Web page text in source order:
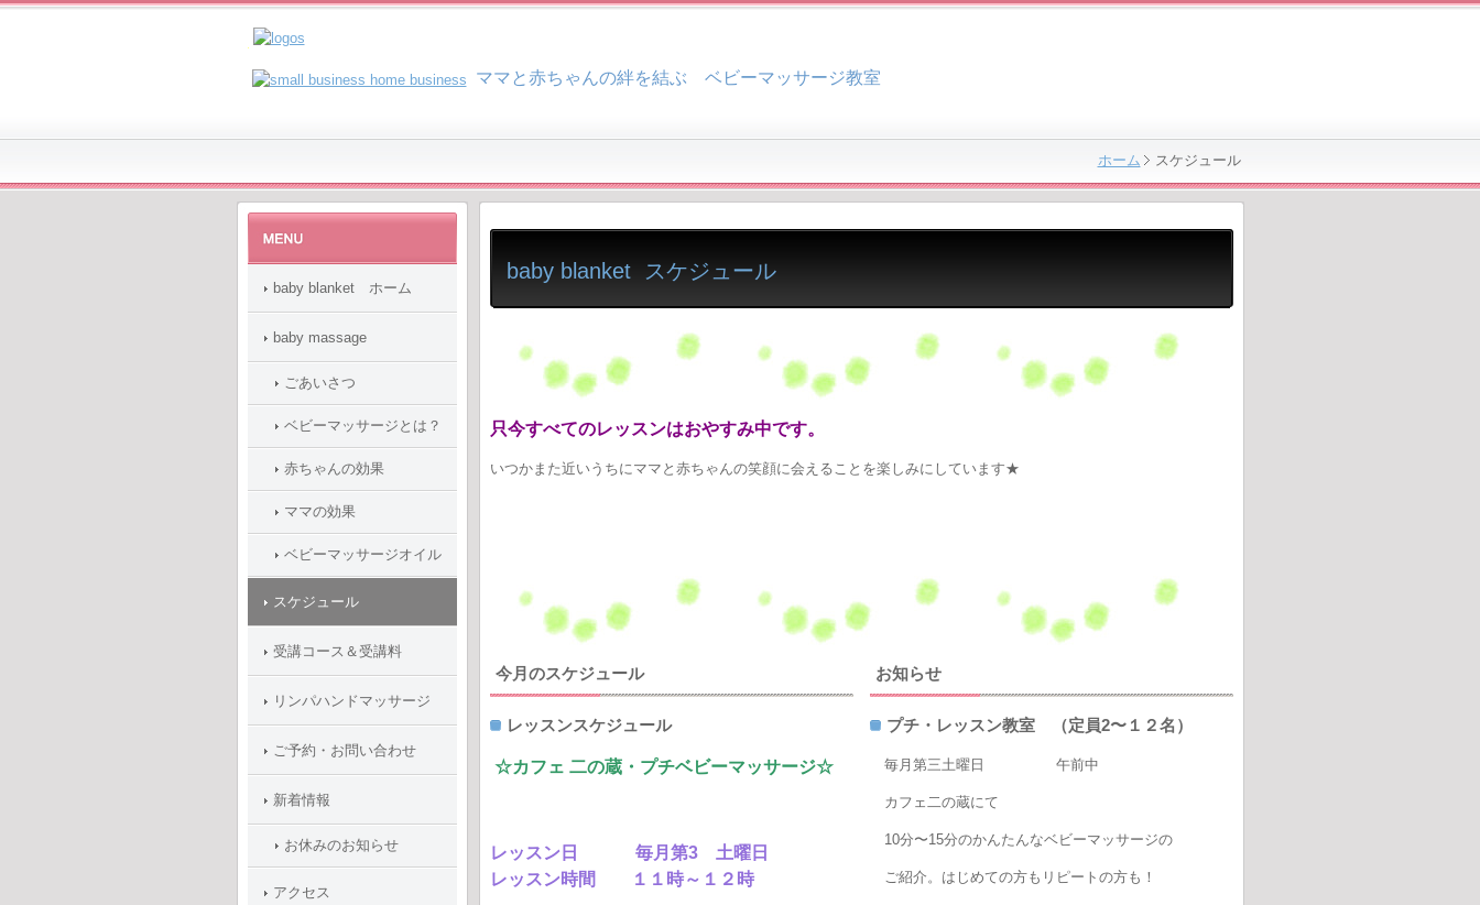
ママと赤ちゃんの絆を結ぶ ベビーマッサージ教室
ホーム スケジュール
baby blanket スケジュール
只今すべてのレッスンはおやすみ中です。
いつかまた近いうちにママと赤ちゃんの笑顔に会えることを楽しみにしています★
今月のスケジュール
レッスンスケジュール
☆カフェ 二の蔵・プチベビーマッサージ☆
レッスン日 毎月第3 土曜日
レッスン時間 １１時～１２時
お知らせ
プチ・レッスン教室 （定員2〜１２名）
毎月第三土曜日 午前中
カフェ二の蔵にて
10分〜15分のかんたんなベビーマッサージの
ご紹介。はじめての方もリピートの方も！
baby blanket ホーム
baby massage
ごあいさつ
ベビーマッサージとは？
赤ちゃんの効果
ママの効果
ベビーマッサージオイル
スケジュール
受講コース＆受講料
リンパハンドマッサージ
ご予約・お問い合わせ
新着情報
お休みのお知らせ
アクセス